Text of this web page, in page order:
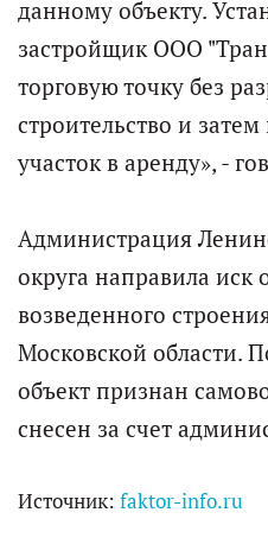
данному объекту.
застройщик ООО
торговую точку без
строительство и
участок в аренду», -
Администрация
округа направила иск
возведенного
Московской области.
объект признан
снесен за счет
Источник: faktor-info.ru